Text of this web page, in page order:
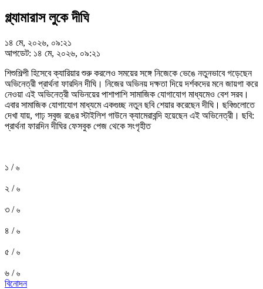
গ্ল্যামারাস লুকে দীঘি
১৪ মে, ২০২৬, ০৯:২১
আপডেট: ১৪ মে, ২০২৬, ০৯:২১
শিশুশিল্পী হিসেবে ক্যারিয়ার শুরু করলেও সময়ের সঙ্গে নিজেকে ভেঙে নতুনভাবে গড়েছেন
অভিনেত্রী প্রার্থনা ফারদিন দীঘি। নিজের অভিনয় দক্ষতা দিয়ে দর্শকদের মনে জায়গা করে
নেওয়া এই অভিনেত্রী অভিনয়ের পাশাপাশি সামাজিক যোগাযোগ মাধ্যমেও বেশ সরব।
এবার সামাজিক যোগাযোগ মাধ্যমে একগুচ্ছ নতুন ছবি শেয়ার করেছেন দীঘি। ছবিগুলোতে
দেখা যায়, গাঢ় সবুজ রঙের স্টাইলিশ গাউনে ক্যামেরাবন্দি হয়েছেন এই অভিনেত্রী। ছবি:
প্রার্থনা ফারদিন দীঘির ফেসবুক পেজ থেকে সংগৃহীত
১ / ৬
২ / ৬
৩ / ৬
৪ / ৬
৫ / ৬
৬ / ৬
বিনোদন